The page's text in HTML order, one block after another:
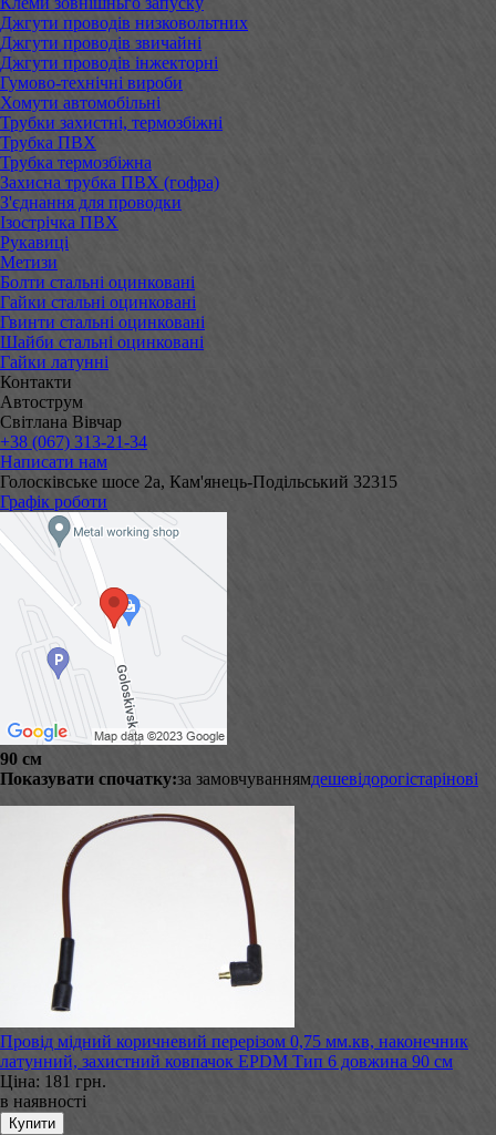
Джгути проводів низковольтних
Джгути проводів звичайні
Джгути проводів інжекторні
Гумово-технічні вироби
Хомути автомобільні
Трубки захистні, термозбіжні
Трубка ПВХ
Трубка термозбіжна
Захисна трубка ПВХ (гофра)
З'єднання для проводки
Ізострічка ПВХ
Рукавиці
Метизи
Болти стальні оцинковані
Гайки стальні оцинковані
Гвинти стальні оцинковані
Шайби стальні оцинковані
Гайки латунні
Контакти
Автострум
Світлана Вівчар
+38 (067) 313-21-34
Написати нам
Голосківське шосе 2а, Кам'янець-Подільський 32315
Графік роботи
90 см
Показувати спочатку:за замовчуваннямдешевідорогістарінові
Провід мідний коричневий перерізом 0,75 мм.кв, наконечник
латунний, захистний ковпачок EPDM Тип 6 довжина 90 см
Ціна: 181 грн.
в наявності